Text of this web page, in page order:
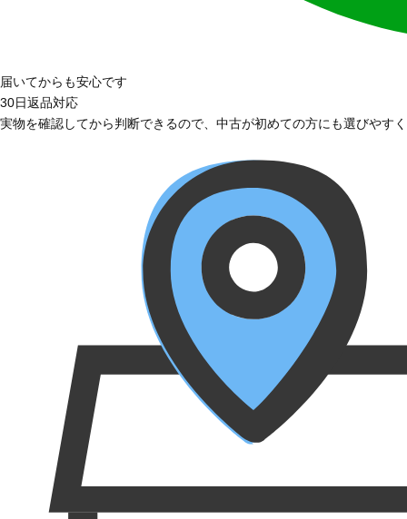
届いてからも安心です
30日返品対応
実物を確認してから判断できるので、中古が初めての方にも選びやす